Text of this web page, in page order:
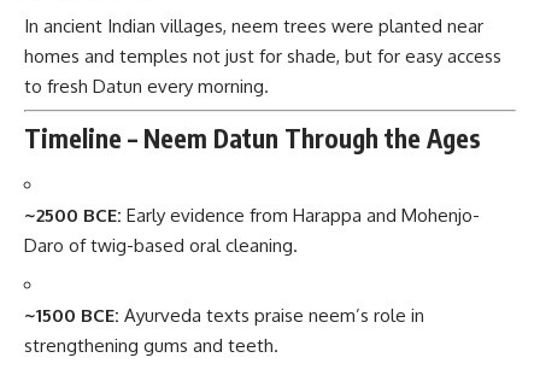
In ancient Indian villages, neem trees were planted near
homes and temples not just for shade, but for easy access
to fresh Datun every morning.
Timeline – Neem Datun Through the Ages
~2500 BCE: Early evidence from Harappa and Mohenjo-
Daro of twig-based oral cleaning.
~1500 BCE: Ayurveda texts praise neem’s role in
strengthening gums and teeth.